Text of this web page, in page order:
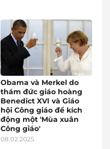
Obama và Merkel do
thám đức giáo hoàng
Benedict XVI và Giáo
hội Công giáo để kích
động một 'Mùa xuân
Công giáo'
08.02.2025